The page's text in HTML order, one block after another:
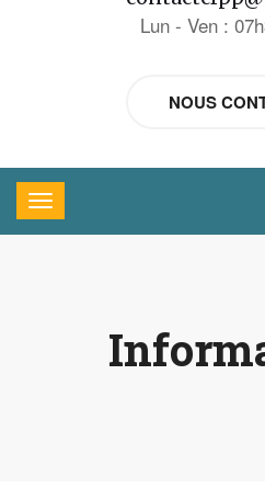
Lun - Ven :
NOUS